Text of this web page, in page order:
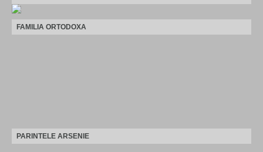
FAMILIA ORTODOXA
PARINTELE ARSENIE